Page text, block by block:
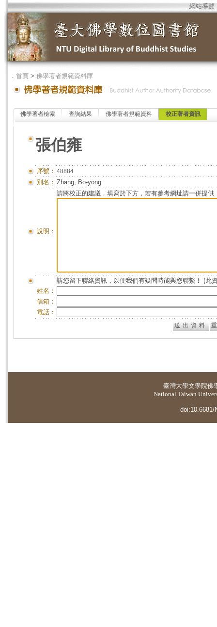
網站導覽
． 首頁 > 佛學著者規範資料庫
佛學著者檢索 查詢結果 佛學著者規範資料 校正著者資訊
張伯雍
序號： 48884
別名： Zhang, Bo-yong
說明：
請將校正的建議，填寫於下方，若有參考網址請一併提供
請您留下聯絡資訊，以便我們有疑問時能與您聯繫！ (此
姓名：
信箱：
電話：
臺灣大學文學院佛
National Taiwan
doi:10.6681/